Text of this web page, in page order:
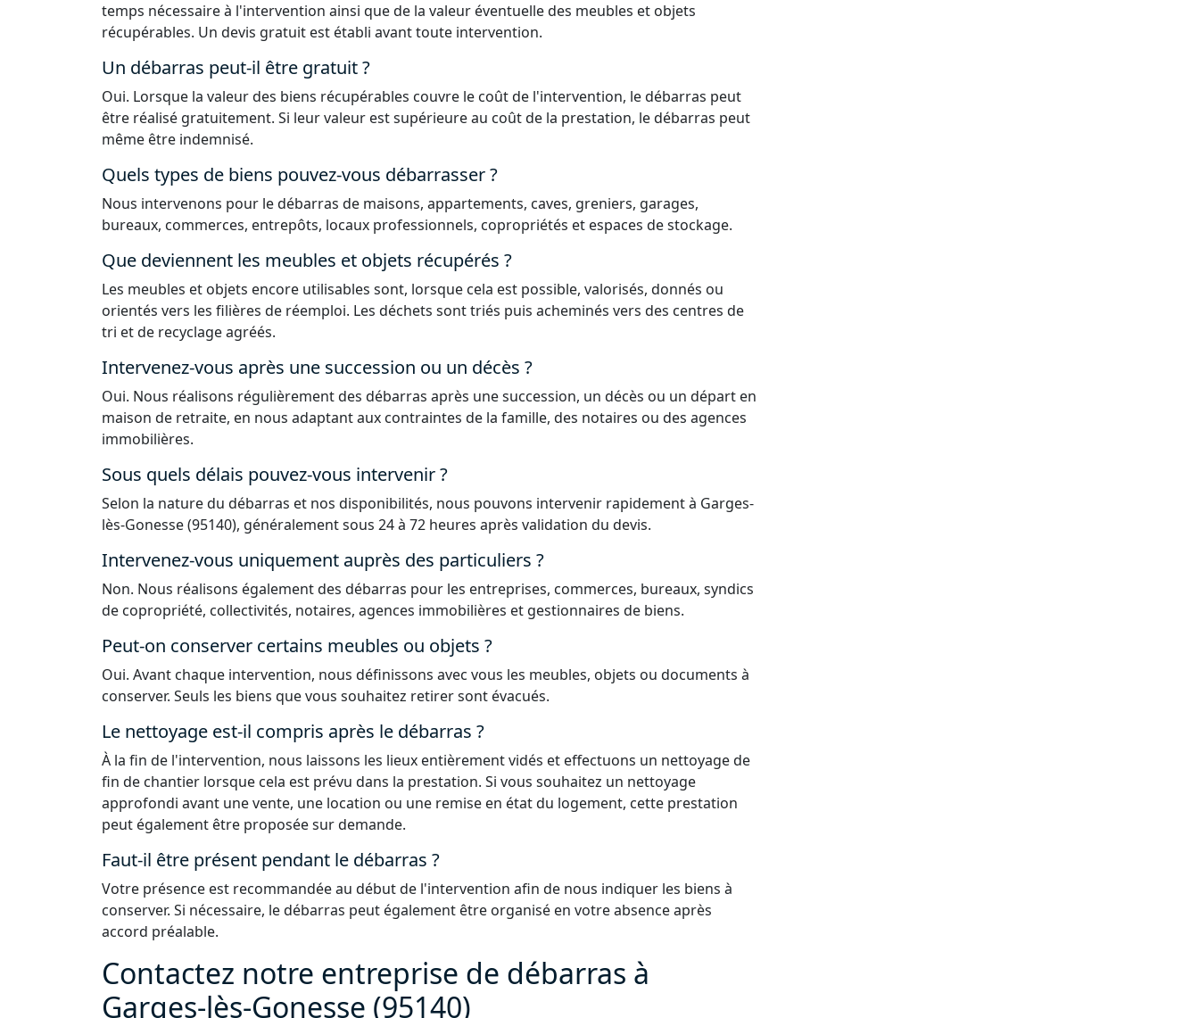
temps nécessaire à l'intervention ainsi que de la valeur éventuelle des meubles et objets
récupérables. Un devis gratuit est établi avant toute intervention.
Un débarras peut-il être gratuit ?
Oui. Lorsque la valeur des biens récupérables couvre le coût de l'intervention, le débarras peut
être réalisé gratuitement. Si leur valeur est supérieure au coût de la prestation, le débarras peut
même être indemnisé.
Quels types de biens pouvez-vous débarrasser ?
Nous intervenons pour le débarras de maisons, appartements, caves, greniers, garages,
bureaux, commerces, entrepôts, locaux professionnels, copropriétés et espaces de stockage.
Que deviennent les meubles et objets récupérés ?
Les meubles et objets encore utilisables sont, lorsque cela est possible, valorisés, donnés ou
orientés vers les filières de réemploi. Les déchets sont triés puis acheminés vers des centres de
tri et de recyclage agréés.
Intervenez-vous après une succession ou un décès ?
Oui. Nous réalisons régulièrement des débarras après une succession, un décès ou un départ en
maison de retraite, en nous adaptant aux contraintes de la famille, des notaires ou des agences
immobilières.
Sous quels délais pouvez-vous intervenir ?
Selon la nature du débarras et nos disponibilités, nous pouvons intervenir rapidement à Garges-
lès-Gonesse (95140), généralement sous 24 à 72 heures après validation du devis.
Intervenez-vous uniquement auprès des particuliers ?
Non. Nous réalisons également des débarras pour les entreprises, commerces, bureaux, syndics
de copropriété, collectivités, notaires, agences immobilières et gestionnaires de biens.
Peut-on conserver certains meubles ou objets ?
Oui. Avant chaque intervention, nous définissons avec vous les meubles, objets ou documents à
conserver. Seuls les biens que vous souhaitez retirer sont évacués.
Le nettoyage est-il compris après le débarras ?
À la fin de l'intervention, nous laissons les lieux entièrement vidés et effectuons un nettoyage de
fin de chantier lorsque cela est prévu dans la prestation. Si vous souhaitez un nettoyage
approfondi avant une vente, une location ou une remise en état du logement, cette prestation
peut également être proposée sur demande.
Faut-il être présent pendant le débarras ?
Votre présence est recommandée au début de l'intervention afin de nous indiquer les biens à
conserver. Si nécessaire, le débarras peut également être organisé en votre absence après
accord préalable.
Contactez notre entreprise de débarras à
Garges-lès-Gonesse (95140)